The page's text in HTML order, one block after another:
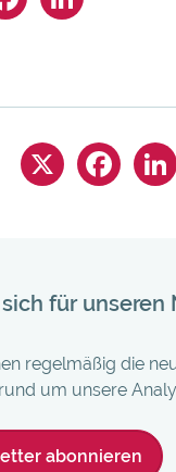
für
regelmäßig die
um unsere
abonnieren